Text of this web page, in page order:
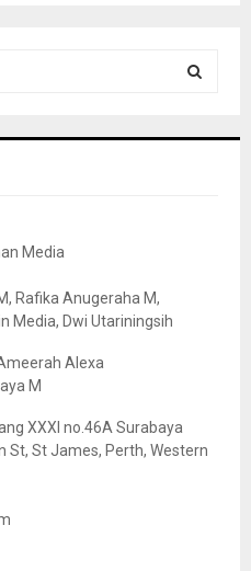
Media
Rafika Anugeraha M,
Media, Dwi Utariningsih
Alexa
M
XXXI no.46A Surabaya
St, St James, Perth, Western